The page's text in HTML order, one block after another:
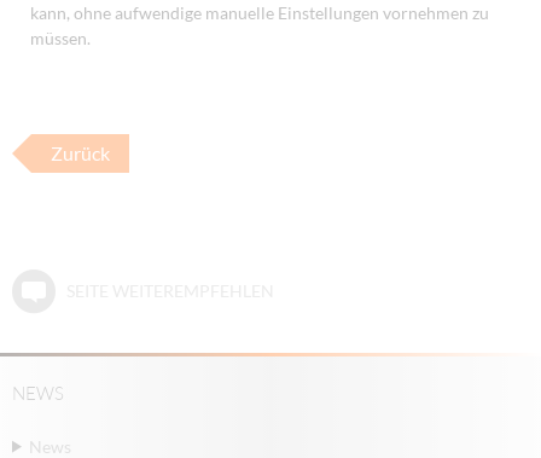
kann, ohne aufwendige manuelle Einstellungen vornehmen zu
müssen.
Zurück
NEWS
News